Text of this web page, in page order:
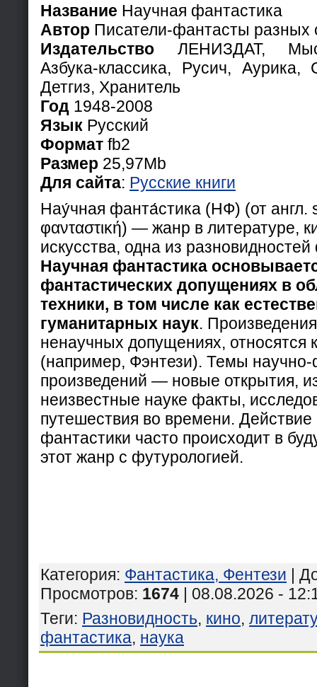
Название Научная фантастика
Автор Писатели-фантасты разных
Издательство ЛЕНИЗДАТ,
Азбука-классика, Русич, Аурика,
Детгиз, Хранитель
Год 1948-2008
Язык Русский
Формат fb2
Размер 25,97Mb
Для сайта: Русские книги
Нау́чная фанта́стика (НФ) (от англ.
φανταστική) — жанр в литературе,
искусства, одна из
Научная фантастика
фантастических допущениях в
техники, в том числе как
гуманитарных наук.
ненаучных допущениях, относятся
(например, Фэнтези). Темы научно-
произведений — новые открытия,
неизвестные науке факты,
путешествия во времени. Действие
фантастики часто происходит в
этот жанр с футурологией.
Категория: Фантастика, Фентези |
Просмотров: 1674 | 08.08.2026 -
Теги: Разновидность, кино,
фантастика, наука